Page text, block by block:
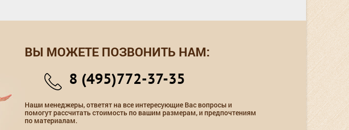
ВЫ МОЖЕТЕ ПОЗВОНИТЬ НАМ:
8 (495)772-37-35
Наши менеджеры, ответят на все интересующие Вас вопросы и
помогут рассчитать стоимость по вашим размерам, и предпочтениям
по материалам.